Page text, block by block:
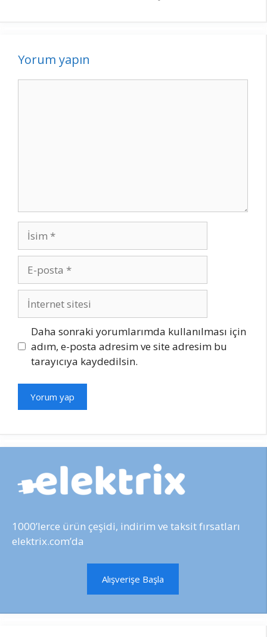
Yorum yapın
İsim
posta
İnternet
sitesi
Daha sonraki yorumlarımda kullanılması için
adım, e-posta adresim ve site adresim bu
tarayıcıya kaydedilsin.
1000’lerce ürün çeşidi, indirim ve taksit fırsatları
elektrix.com’da
Alışverişe Başla